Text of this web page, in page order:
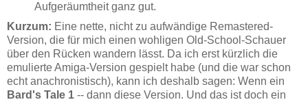
Aufgeräumtheit ganz gut.
Kurzum: Eine nette, nicht zu aufwändige Remastered-
Version, die für mich einen wohligen Old-School-Schauer
über den Rücken wandern lässt. Da ich erst kürzlich die
emulierte Amiga-Version gespielt habe (und die war schon
echt anachronistisch), kann ich deshalb sagen: Wenn ein
Bard's Tale 1 -- dann diese Version. Und das ist doch ein